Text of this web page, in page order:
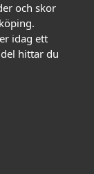
och skor
idag ett
hittar du